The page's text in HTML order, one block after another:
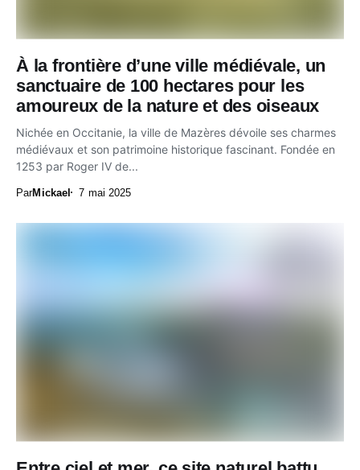
À la frontière d’une ville médiévale, un
sanctuaire de 100 hectares pour les
amoureux de la nature et des oiseaux
Nichée en Occitanie, la ville de Mazères dévoile ses charmes
médiévaux et son patrimoine historique fascinant. Fondée en
1253 par Roger IV de...
ParMickael 7 mai 2025